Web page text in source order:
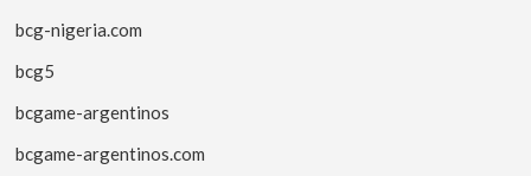
bcg-nigeria.com
bcg5
bcgame-argentinos
bcgame-argentinos.com